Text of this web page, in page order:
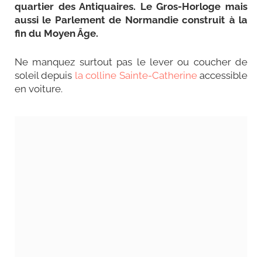
quartier des Antiquaires. Le Gros-Horloge mais
aussi le Parlement de Normandie construit à la
fin du Moyen Âge.
Ne manquez surtout pas le lever ou coucher de
soleil depuis la colline Sainte-Catherineaccessible
en voiture.